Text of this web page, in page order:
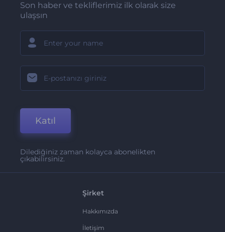
Son haber ve tekliflerimiz ilk olarak size
ulaşsın
Katıl
Dilediğiniz zaman kolayca abonelikten
çıkabilirsiniz.
Şirket
Hakkımızda
İletişim